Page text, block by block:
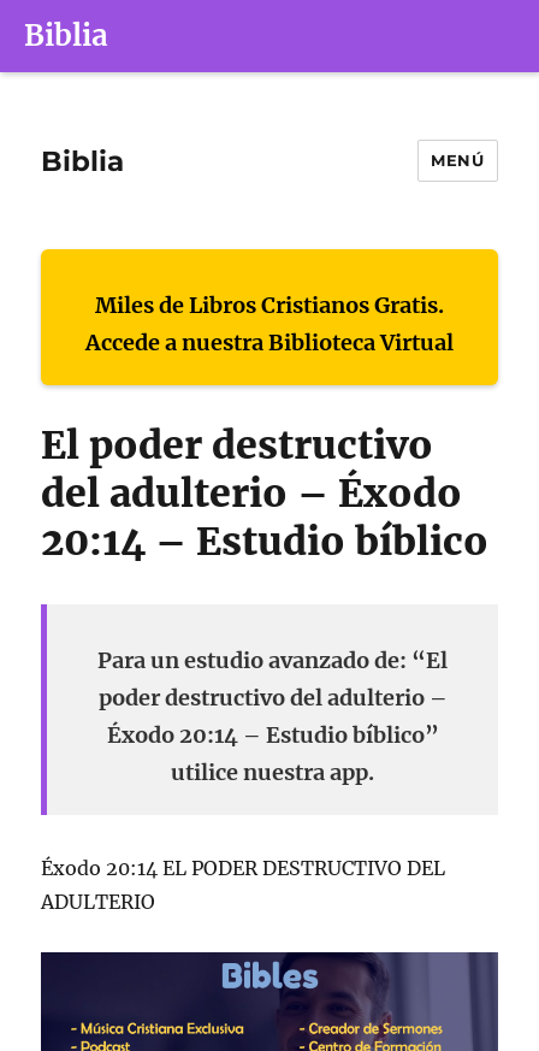
Biblia
Biblia MENÚ
Miles de Libros Cristianos Gratis.
Accede a nuestra Biblioteca Virtual
El poder destructivo
del adulterio – Éxodo
20:14 – Estudio bíblico
Para un estudio avanzado de: “El
poder destructivo del adulterio –
Éxodo 20:14 – Estudio bíblico”
utilice nuestra app.
Éxodo 20:14 EL PODER DESTRUCTIVO DEL
ADULTERIO